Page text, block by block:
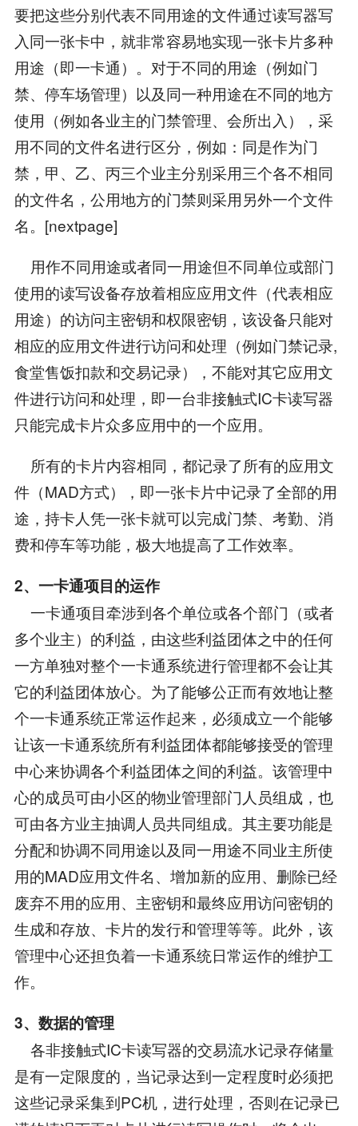
要把这些分别代表不同用途的文件通过读写器写
入同一张卡中，就非常容易地实现一张卡片多种
用途（即一卡通）。对于不同的用途（例如门
禁、停车场管理）以及同一种用途在不同的地方
使用（例如各业主的门禁管理、会所出入），采
用不同的文件名进行区分，例如：同是作为门
禁，甲、乙、丙三个业主分别采用三个各不相同
的文件名，公用地方的门禁则采用另外一个文件
名。[nextpage]
用作不同用途或者同一用途但不同单位或部门
使用的读写设备存放着相应应用文件（代表相应
用途）的访问主密钥和权限密钥，该设备只能对
相应的应用文件进行访问和处理（例如门禁记录,
食堂售饭扣款和交易记录），不能对其它应用文
件进行访问和处理，即一台非接触式IC卡读写器
只能完成卡片众多应用中的一个应用。
所有的卡片内容相同，都记录了所有的应用文
件（MAD方式），即一张卡片中记录了全部的用
途，持卡人凭一张卡就可以完成门禁、考勤、消
费和停车等功能，极大地提高了工作效率。
2、一卡通项目的运作
一卡通项目牵涉到各个单位或各个部门（或者
多个业主）的利益，由这些利益团体之中的任何
一方单独对整个一卡通系统进行管理都不会让其
它的利益团体放心。为了能够公正而有效地让整
个一卡通系统正常运作起来，必须成立一个能够
让该一卡通系统所有利益团体都能够接受的管理
中心来协调各个利益团体之间的利益。该管理中
心的成员可由小区的物业管理部门人员组成，也
可由各方业主抽调人员共同组成。其主要功能是
分配和协调不同用途以及同一用途不同业主所使
用的MAD应用文件名、增加新的应用、删除已经
废弃不用的应用、主密钥和最终应用访问密钥的
生成和存放、卡片的发行和管理等等。此外，该
管理中心还担负着一卡通系统日常运作的维护工
作。
3、数据的管理
各非接触式IC卡读写器的交易流水记录存储量
是有一定限度的，当记录达到一定程度时必须把
这些记录采集到PC机，进行处理，否则在记录已